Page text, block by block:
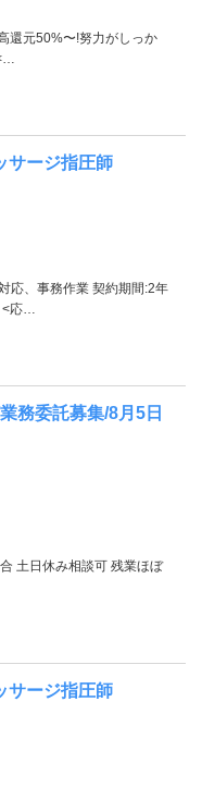
還元50%〜!努力がしっか
サージ指圧師
応、事務作業 契約期間:2年
応…
務委託募集/8月5日
土日休み相談可 残業ほぼ
サージ指圧師